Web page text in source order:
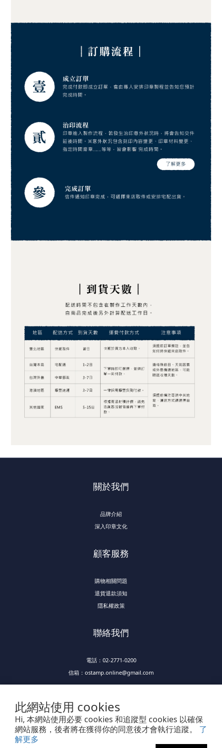
此網站使用 cookies
Hi, 本網站使用必要 cookies 和追蹤型 cookies 以確保
網站服務，後者將在獲得你的同意後才會執行追蹤。 了
解更多
關於我們
品牌介紹
深入印章文化
顧客服務
購物相關問題
退貨退款須知
隱私權政策
聯絡我們
電話：02-2771-0200
信箱：ostamp.online@gmail.com